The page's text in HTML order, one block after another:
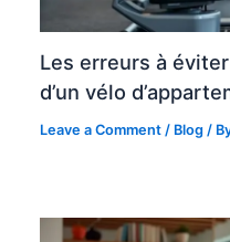
Les erreurs à
d’un vélo
Leave a Comment / Blog /